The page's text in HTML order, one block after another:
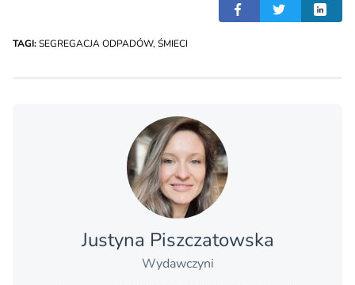
TAGI:SEGREGACJA ODPADÓW, ŚMIECI
Justyna Piszczatowska
Wydawczyni